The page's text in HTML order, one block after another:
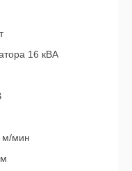
16 кВА
м/мин